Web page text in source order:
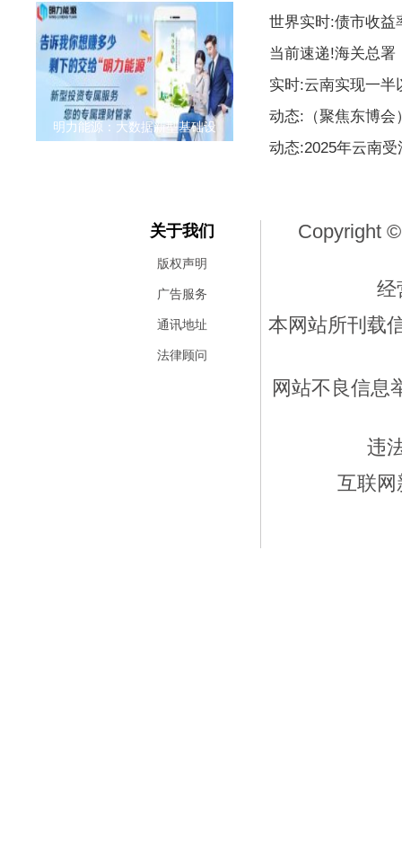
明力能源：大数据新型基础设
世界实时:债市收益
当前速递!海关总署
实时:云南实现一半
动态:（聚焦东博会
动态:2025年云南
关于我们
版权声明
广告服务
通讯地址
法律顾问
Copyright
经
本网站所刊载
网站不良信息
违
互联网